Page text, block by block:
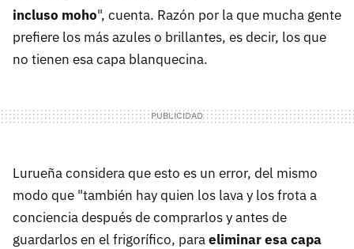
incluso moho", cuenta. Razón por la que mucha gente
prefiere los más azules o brillantes, es decir, los que
no tienen esa capa blanquecina.
Lurueña considera que esto es un error, del mismo
modo que "también hay quien los lava y los frota a
conciencia después de comprarlos y antes de
guardarlos en el frigorífico, paraeliminar esa capa